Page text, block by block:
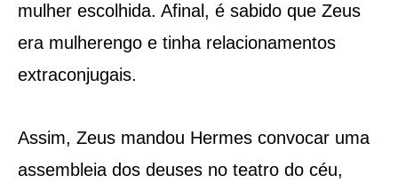
mulher escolhida. Afinal, é sabido que Zeus
era mulherengo e tinha relacionamentos
extraconjugais.
Assim, Zeus mandou Hermes convocar uma
assembleia dos deuses no teatro do céu,